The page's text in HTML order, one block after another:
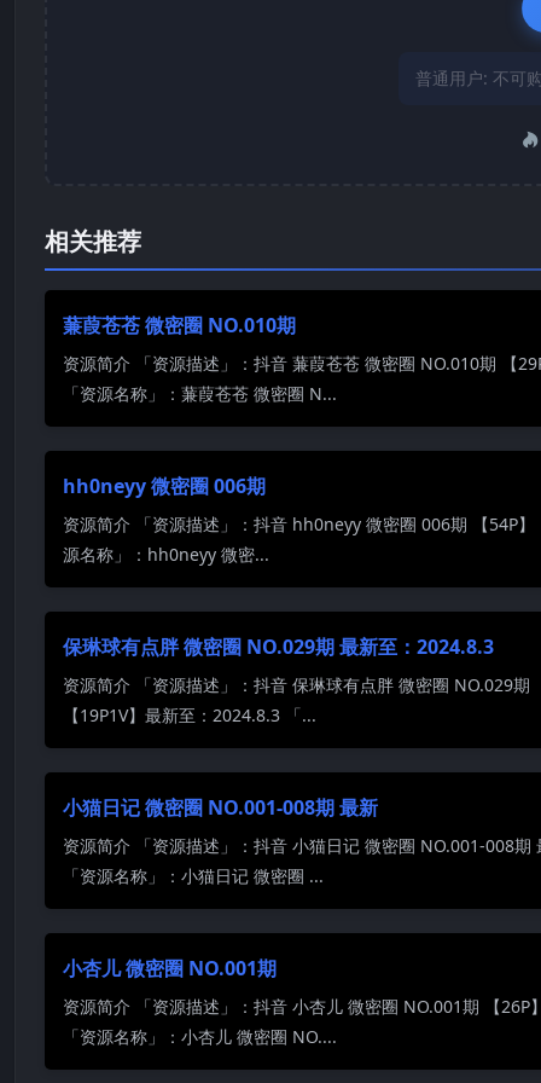
普通用户: 不可
相关推荐
蒹葭苍苍 微密圈 NO.010期
资源简介 「资源描述」：抖音 蒹葭苍苍 微密圈 NO.010期 【
「资源名称」：蒹葭苍苍 微密圈 N...
hh0neyy 微密圈 006期
资源简介 「资源描述」：抖音 hh0neyy 微密圈 006期 【54P】
源名称」：hh0neyy 微密...
保琳球有点胖 微密圈 NO.029期 最新至：2024.8.3
资源简介 「资源描述」：抖音 保琳球有点胖 微密圈 NO.029期
【19P1V】最新至：2024.8.3 「...
小猫日记 微密圈 NO.001-008期 最新
资源简介 「资源描述」：抖音 小猫日记 微密圈 NO.001-008期
「资源名称」：小猫日记 微密圈 ...
小杏儿 微密圈 NO.001期
资源简介 「资源描述」：抖音 小杏儿 微密圈 NO.001期 【26P
「资源名称」：小杏儿 微密圈 NO....